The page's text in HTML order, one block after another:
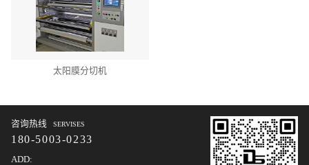
太阳膜分切机
咨询热线 SERVISES
180-5003-0233
ADD: